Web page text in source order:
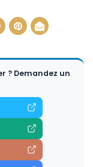
? Demandez un